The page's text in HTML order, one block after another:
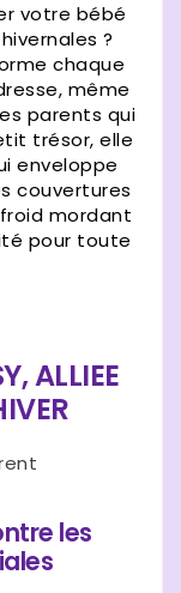
votre bébé
?
chaque
même
parents qui
trésor, elle
enveloppe
couvertures
mordant
pour toute
ALLIEE
les